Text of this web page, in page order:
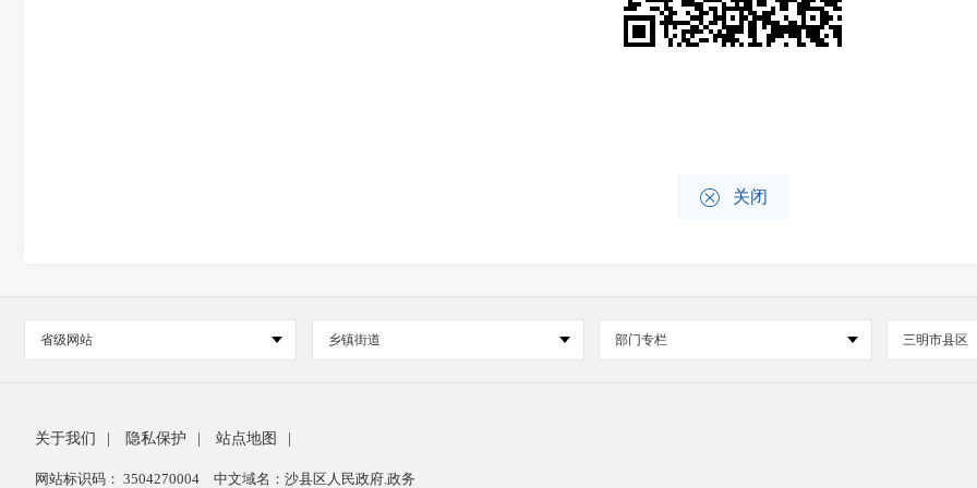
 关闭
省级网站 乡镇街道 部门专栏 三明市县区
关于我们 隐私保护 站点地图
网站标识码： 3504270004 中文域名：沙县区人民政府.政务